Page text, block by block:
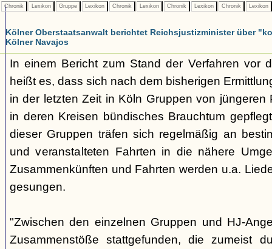
Chronik Lexikon Gruppe Lexikon Chronik Lexikon Chronik Lexikon Chronik Lexikon
Kölner Oberstaatsanwalt berichtet Reichsjustizminister über
Kölner Navajos
In einem Bericht zum Stand der Verfahren vor
heißt es, dass sich nach dem bisherigen
in der letzten Zeit in Köln Gruppen von jüngeren
in deren Kreisen bündisches Brauchtum
dieser Gruppen träfen sich regelmäßig an
und veranstalteten Fahrten in die nähere
Zusammenkünften und Fahrten werden u.a.
gesungen.
"Zwischen den einzelnen Gruppen und HJ-
Zusammenstöße stattgefunden, die zumeist